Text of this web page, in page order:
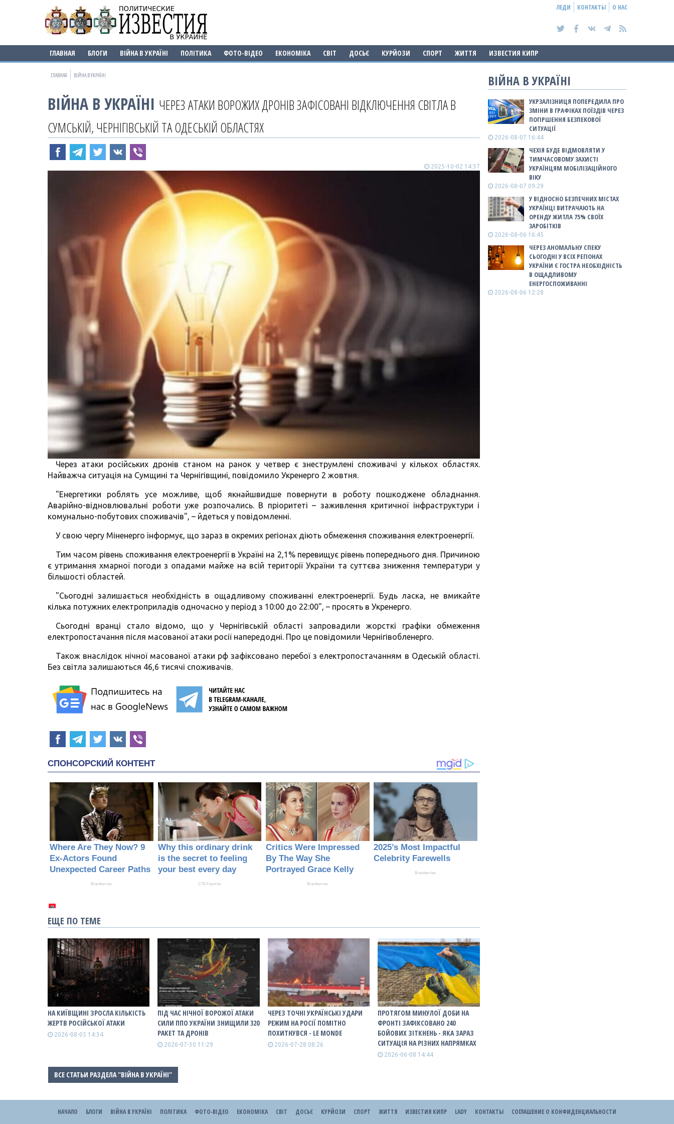
ЛЕДИ КОНТАКТЫ О НАС
ГЛАВНАЯ БЛОГИ ВІЙНА В УКРАЇНІ ПОЛІТИКА ФОТО-ВІДЕО ЕКОНОМІКА СВІТ ДОСЬЄ КУРЙОЗИ СПОРТ ЖИТТЯ ИЗВЕСТИЯ КИПР
ГЛАВНАЯ ВІЙНА В УКРАЇНІ
ВІЙНА В УКРАЇНІ ЧЕРЕЗ АТАКИ ВОРОЖИХ ДРОНІВ ЗАФІСОВАНІ ВІДКЛЮЧЕННЯ СВІТЛА В
СУМСЬКІЙ, ЧЕРНІГІВСЬКІЙ ТА ОДЕСЬКІЙ ОБЛАСТЯХ
2025-10-02 14:37
Через атаки російських дронів станом на ранок у четвер є знеструмлені споживачі у кількох областях.
Найважча ситуація на Сумщині та Чернігівщині, повідомило Укренерго 2 жовтня.
"Енергетики роблять усе можливе, щоб якнайшвидше повернути в роботу пошкоджене обладнання.
Аварійно-відновлювальні роботи уже розпочались. В пріоритеті – заживлення критичної інфраструктури і
комунально-побутових споживачів", – йдеться у повідомленні.
У свою чергу Міненерго інформує, що зараз в окремих регіонах діють обмеження споживання електроенергії.
Тим часом рівень споживання електроенергії в Україні на 2,1% перевищує рівень попереднього дня. Причиною
є утримання хмарної погоди з опадами майже на всій території України та суттєва зниження температури у
більшості областей.
"Сьогодні залишається необхідність в ощадливому споживанні електроенергії. Будь ласка, не вмикайте
кілька потужних електроприладів одночасно у період з 10:00 до 22:00", – просять в Укренерго.
Сьогодні вранці стало відомо, що у Чернігівській області запровадили жорсткі графіки обмеження
електропостачання після масованої атаки росії напередодні. Про це повідомили Чернігівобленерго.
Також внаслідок нічної масованої атаки рф зафіксовано перебої з електропостачанням в Одеській області.
Без світла залишаються 46,6 тисячі споживачів.
ЕЩЕ ПО ТЕМЕ
НА КИЇВЩИНІ ЗРОСЛА КІЛЬКІСТЬ
ЖЕРТВ РОСІЙСЬКОЇ АТАКИ
2026-08-05 14:34
ПІД ЧАС НІЧНОЇ ВОРОЖОЇ АТАКИ
СИЛИ ППО УКРАЇНИ ЗНИЩИЛИ 320
РАКЕТ ТА ДРОНІВ
2026-07-30 11:29
ЧЕРЕЗ ТОЧНІ УКРАЇНСЬКІ УДАРИ
РЕЖИМ НА РОСІЇ ПОМІТНО
ПОХИТНУВСЯ - LE MONDE
2026-07-28 08:26
ПРОТЯГОМ МИНУЛОЇ ДОБИ НА
ФРОНТІ ЗАФІКСОВАНО 240
БОЙОВИХ ЗІТКНЕНЬ - ЯКА ЗАРАЗ
СИТУАЦІЯ НА РІЗНИХ НАПРЯМКАХ
2026-06-08 14:44
ВСЕ СТАТЬИ РАЗДЕЛА "ВІЙНА В УКРАЇНІ"
ВІЙНА В УКРАЇНІ
УКРЗАЛІЗНИЦЯ ПОПЕРЕДИЛА ПРО
ЗМІНИ В ГРАФІКАХ ПОЇЗДІВ ЧЕРЕЗ
ПОГІРШЕННЯ БЕЗПЕКОВОЇ
СИТУАЦІЇ
2026-08-07 16:44
ЧЕХІЯ БУДЕ ВІДМОВЛЯТИ У
ТИМЧАСОВОМУ ЗАХИСТІ
УКРАЇНЦЯМ МОБІЛІЗАЦІЙНОГО
ВІКУ
2026-08-07 09:29
У ВІДНОСНО БЕЗПЕЧНИХ МІСТАХ
УКРАЇНЦІ ВИТРАЧАЮТЬ НА
ОРЕНДУ ЖИТЛА 75% СВОЇХ
ЗАРОБІТКІВ
2026-08-06 16:45
ЧЕРЕЗ АНОМАЛЬНУ СПЕКУ
СЬОГОДНІ У ВСІХ РЕГІОНАХ
УКРАЇНИ Є ГОСТРА НЕОБХІДНІСТЬ
В ОЩАДЛИВОМУ
ЕНЕРГОСПОЖИВАННІ
2026-08-06 12:28
НАЧАЛО БЛОГИ ВІЙНА В УКРАЇНІ ПОЛІТИКА ФОТО-ВІДЕО ЕКОНОМІКА СВІТ ДОСЬЄ КУРЙОЗИ СПОРТ ЖИТТЯ ИЗВЕСТИЯ КИПР LADY КОНТАКТЫ СОГЛАШЕНИЕ О КОНФИДЕНЦИАЛЬНОСТИ